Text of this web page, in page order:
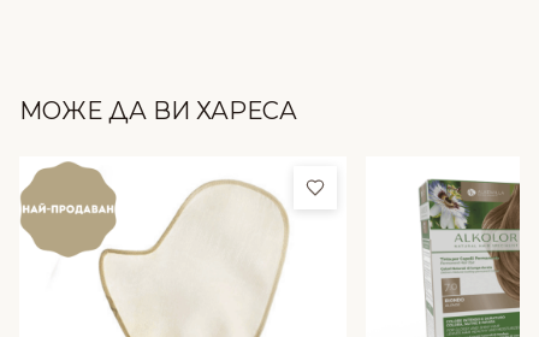
МОЖЕ ДА ВИ ХАРЕСА
Добави в любими